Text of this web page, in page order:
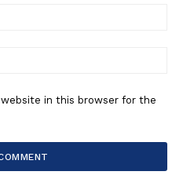
in this browser for the